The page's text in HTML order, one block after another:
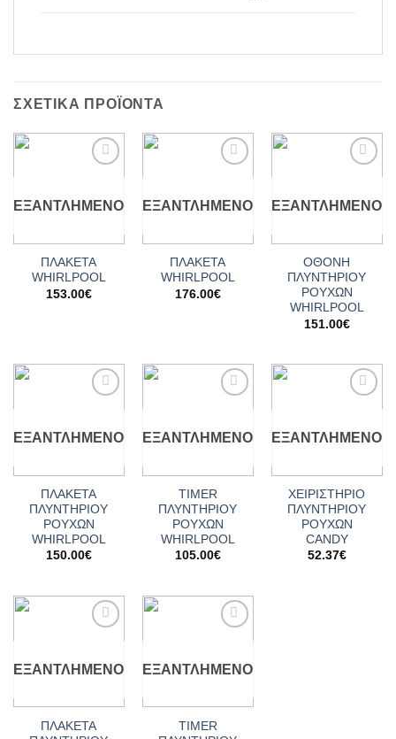
ΣΧΕΤΙΚΆ ΠΡΟΪΌΝΤΑ
ΕΞΑΝΤΛΗΜΈΝΟ
ΠΛΑΚΕΤΑ
WHIRLPOOL
153.00€
ΕΞΑΝΤΛΗΜΈΝΟ
ΠΛΑΚΕΤΑ
WHIRLPOOL
176.00€
ΕΞΑΝΤΛΗΜΈΝΟ
ΟΘΟΝΗ
ΠΛΥΝΤΗΡΙΟΥ
ΡΟΥΧΩΝ
WHIRLPOOL
151.00€
ΕΞΑΝΤΛΗΜΈΝΟ
ΠΛΑΚΕΤΑ
ΠΛΥΝΤΗΡΙΟΥ
ΡΟΥΧΩΝ
WHIRLPOOL
150.00€
ΕΞΑΝΤΛΗΜΈΝΟ
TIMER
ΠΛΥΝΤΗΡΙΟΥ
ΡΟΥΧΩΝ
WHIRLPOOL
105.00€
ΕΞΑΝΤΛΗΜΈΝΟ
ΧΕΙΡΙΣΤΗΡΙΟ
ΠΛΥΝΤΗΡΙΟΥ
ΡΟΥΧΩΝ
CANDY
52.37€
ΕΞΑΝΤΛΗΜΈΝΟ
ΠΛΑΚΕΤΑ
ΕΞΑΝΤΛΗΜΈΝΟ
TIMER